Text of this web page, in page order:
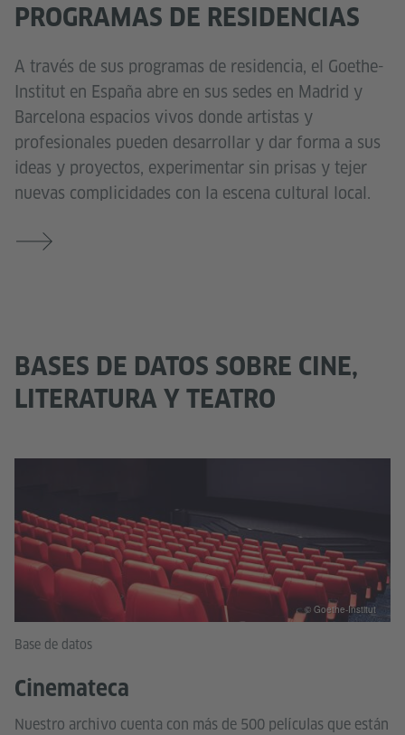
PROGRAMAS DE RESIDENCIAS
A través de sus programas de residencia, el Goethe-
Institut en España abre en sus sedes en Madrid y
Barcelona espacios vivos donde artistas y
profesionales pueden desarrollar y dar forma a sus
ideas y proyectos, experimentar sin prisas y tejer
nuevas complicidades con la escena cultural local.
BASES DE DATOS SOBRE CINE,
LITERATURA Y TEATRO
Base de datos
Cinemateca
Nuestro archivo cuenta con más de 500 películas que están
© Goethe-Institut